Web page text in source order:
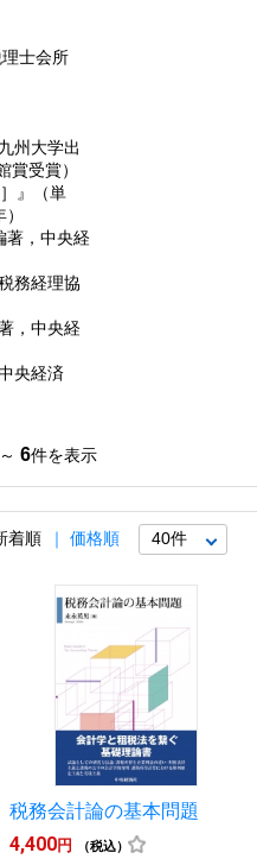
士会所
州大学出
受賞）
』（単
著，中央経
務経理協
，中央経
央経済
6件を表示
着順 価格順
税務会計論の基本問題
4,400円 （税込）